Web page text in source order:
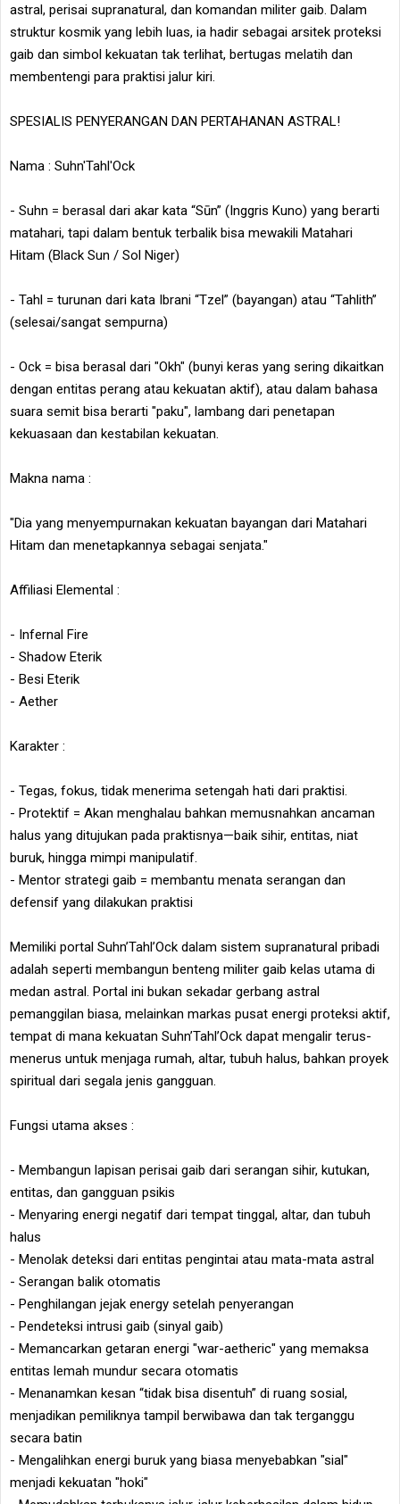
astral, perisai supranatural, dan komandan militer gaib. Dalam
struktur kosmik yang lebih luas, ia hadir sebagai arsitek proteksi
gaib dan simbol kekuatan tak terlihat, bertugas melatih dan
membentengi para praktisi jalur kiri.
SPESIALIS PENYERANGAN DAN PERTAHANAN ASTRAL!
Nama : Suhn'Tahl'Ock
- Suhn = berasal dari akar kata “Sūn” (Inggris Kuno) yang berarti
matahari, tapi dalam bentuk terbalik bisa mewakili Matahari
Hitam (Black Sun / Sol Niger)
- Tahl = turunan dari kata Ibrani “Tzel” (bayangan) atau “Tahlith”
(selesai/sangat sempurna)
- Ock = bisa berasal dari "Okh" (bunyi keras yang sering dikaitkan
dengan entitas perang atau kekuatan aktif), atau dalam bahasa
suara semit bisa berarti "paku", lambang dari penetapan
kekuasaan dan kestabilan kekuatan.
Makna nama :
"Dia yang menyempurnakan kekuatan bayangan dari Matahari
Hitam dan menetapkannya sebagai senjata."
Affiliasi Elemental :
- Infernal Fire
- Shadow Eterik
- Besi Eterik
- Aether
Karakter :
- Tegas, fokus, tidak menerima setengah hati dari praktisi.
- Protektif = Akan menghalau bahkan memusnahkan ancaman
halus yang ditujukan pada praktisnya—baik sihir, entitas, niat
buruk, hingga mimpi manipulatif.
- Mentor strategi gaib = membantu menata serangan dan
defensif yang dilakukan praktisi
Memiliki portal Suhn’Tahl’Ock dalam sistem supranatural pribadi
adalah seperti membangun benteng militer gaib kelas utama di
medan astral. Portal ini bukan sekadar gerbang astral
pemanggilan biasa, melainkan markas pusat energi proteksi aktif,
tempat di mana kekuatan Suhn’Tahl’Ock dapat mengalir terus-
menerus untuk menjaga rumah, altar, tubuh halus, bahkan proyek
spiritual dari segala jenis gangguan.
Fungsi utama akses :
- Membangun lapisan perisai gaib dari serangan sihir, kutukan,
entitas, dan gangguan psikis
- Menyaring energi negatif dari tempat tinggal, altar, dan tubuh
halus
- Menolak deteksi dari entitas pengintai atau mata-mata astral
- Serangan balik otomatis
- Penghilangan jejak energy setelah penyerangan
- Pendeteksi intrusi gaib (sinyal gaib)
- Memancarkan getaran energi "war-aetheric" yang memaksa
entitas lemah mundur secara otomatis
- Menanamkan kesan “tidak bisa disentuh” di ruang sosial,
menjadikan pemiliknya tampil berwibawa dan tak terganggu
secara batin
- Mengalihkan energi buruk yang biasa menyebabkan "sial"
menjadi kekuatan "hoki"